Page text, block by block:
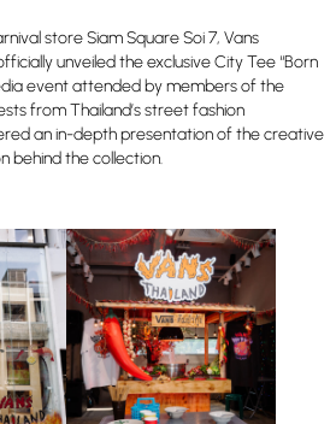
store Siam Square Soi 7, Vans
unveiled the exclusive City Tee “Born
event attended by members of the
from Thailand’s street fashion
an in-depth presentation of the creative
behind the collection.